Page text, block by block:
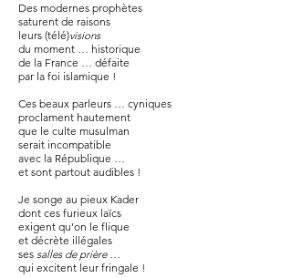
Des modernes prophètes
saturent de raisons
leurs (télé)visions
du moment … historique
de la France … défaite
par la foi islamique !
Ces beaux parleurs … cyniques
proclament hautement
que le culte musulman
serait incompatible
avec la République …
et sont partout audibles !
Je songe au pieux Kader
dont ces furieux laïcs
exigent qu’on le flique
et décrète illégales
ses salles de prière…
qui excitent leur fringale !